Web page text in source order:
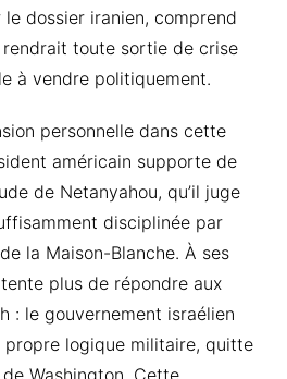
dossier iranien, comprend
rendrait toute sortie de crise
à vendre politiquement.
personnelle dans cette
américain supporte de
de Netanyahou, qu’il juge
disciplinée par
la Maison-Blanche. À ses
plus de répondre aux
: le gouvernement israélien
propre logique militaire, quitte